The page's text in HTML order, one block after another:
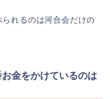
れるのは河合会だけの
金をかけているのは